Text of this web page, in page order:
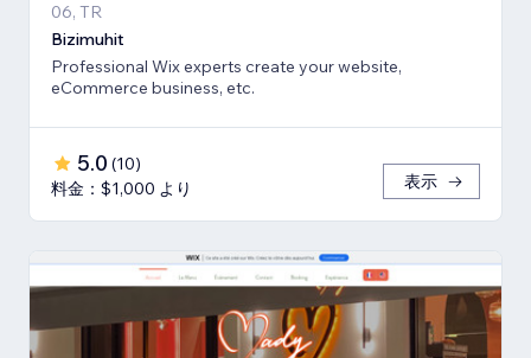
06, TR
Bizimuhit
Professional Wix experts create your website,
eCommerce business, etc.
5.0 (10)
料金：$1,000 より
表示